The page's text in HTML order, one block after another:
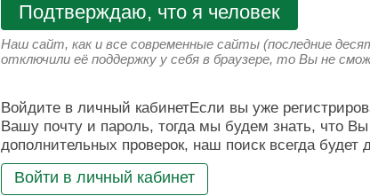
Подтверждаю, что я человек
Наш сайт, как и все современные сайты (последние
отключили её поддержку у себя в браузере, то Вы не
Войдите в личный кабинетЕсли вы уже
Вашу почту и пароль, тогда мы будем знать, что
дополнительных проверок, наш поиск всегда
Войти в личный кабинет